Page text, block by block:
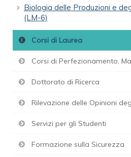
Biologia delle Produzioni e
(LM-6)
Corsi di Laurea
Corsi di Perfezionamento,
Dottorato di Ricerca
Rilevazione delle Opinioni
Servizi per gli Studenti
Formazione sulla Sicurezza